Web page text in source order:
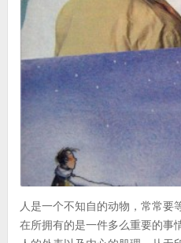
人是一个不知自的动物，常常要
在所拥有的是一件多么重要的事